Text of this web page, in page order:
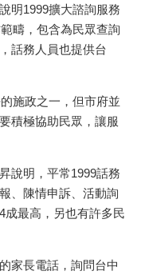
明1999擴大諮詢服務
疇，包含為民眾查詢
話務人員也提供台
施政之一，但市府並
積極協助民眾，讓服
說明，平常1999話務
、陳情申訴、活動詢
成最高，另也有許多民
家長電話，詢問台中